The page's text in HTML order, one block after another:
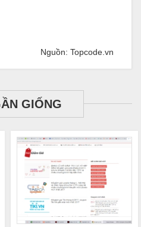
Nguồn: Topcode.vn
GIỐNG